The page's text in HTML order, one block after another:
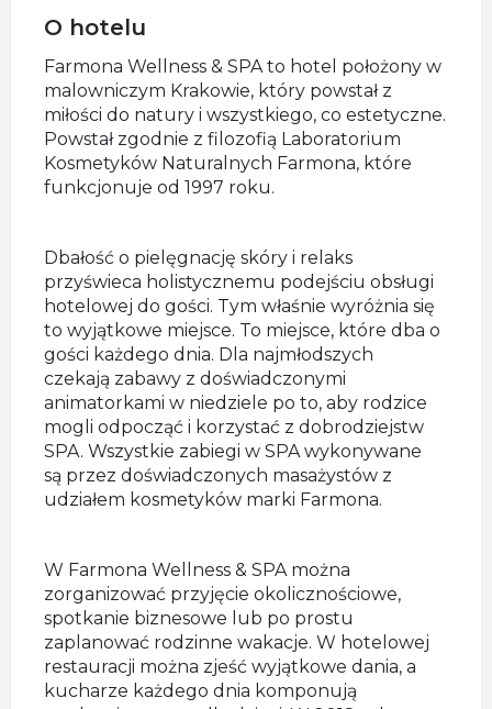
O hotelu
Farmona Wellness & SPA to hotel położony w
malowniczym Krakowie, który powstał z
miłości do natury i wszystkiego, co estetyczne.
Powstał zgodnie z filozofią Laboratorium
Kosmetyków Naturalnych Farmona, które
funkcjonuje od 1997 roku.
Dbałość o pielęgnację skóry i relaks
przyświeca holistycznemu podejściu obsługi
hotelowej do gości. Tym właśnie wyróżnia się
to wyjątkowe miejsce. To miejsce, które dba o
gości każdego dnia. Dla najmłodszych
czekają zabawy z doświadczonymi
animatorkami w niedziele po to, aby rodzice
mogli odpocząć i korzystać z dobrodziejstw
SPA. Wszystkie zabiegi w SPA wykonywane
są przez doświadczonych masażystów z
udziałem kosmetyków marki Farmona.
W Farmona Wellness & SPA można
zorganizować przyjęcie okolicznościowe,
spotkanie biznesowe lub po prostu
zaplanować rodzinne wakacje. W hotelowej
restauracji można zjeść wyjątkowe dania, a
kucharze każdego dnia komponują